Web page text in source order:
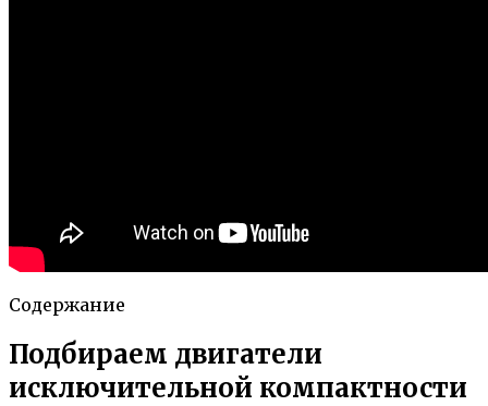
Содержание
Подбираем двигатели
исключительной компактности